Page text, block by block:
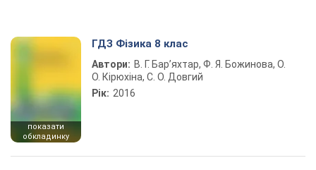
показати
обкладинку
ГДЗ Фізика 8 клас
Автори: В. Г. Бар’яхтар, Ф. Я. Божинова, О.
О. Кірюхіна, С. О. Довгий
Рік: 2016